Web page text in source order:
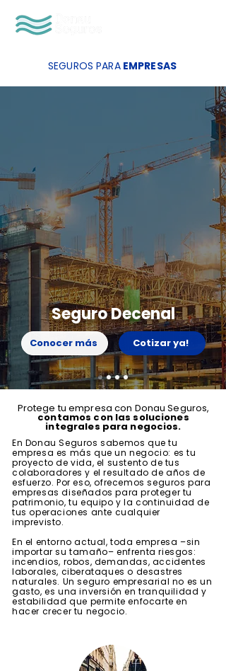
SEGUROS PARAEMPRESAS
Seguro Decenal
Conocer más Cotizar ya!
Protege tu empresa con Donau Seguros,
contamos con las soluciones
integrales para negocios.
En Donau Seguros sabemos que tu
empresa es más que un negocio: es tu
proyecto de vida, el sustento de tus
colaboradores y el resultado de años de
esfuerzo. Por eso, ofrecemos seguros para
empresas diseñados para proteger tu
patrimonio, tu equipo y la continuidad de
tus operaciones ante cualquier
imprevisto.
En el entorno actual, toda empresa –sin
importar su tamaño– enfrenta riesgos:
incendios, robos, demandas, accidentes
laborales, ciberataques o desastres
naturales. Un seguro empresarial no es un
gasto, es una inversión en tranquilidad y
estabilidad que permite enfocarte en
hacer crecer tu negocio.